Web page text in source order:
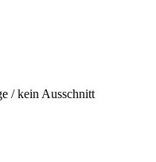
/ kein Ausschnitt